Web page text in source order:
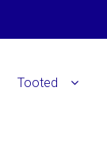
Tooted